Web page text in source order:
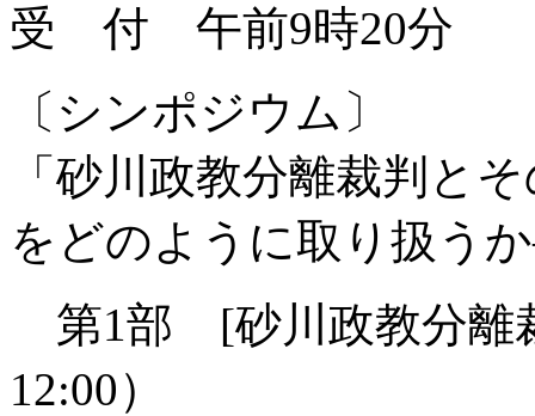
受 付 午前9時20分
〔シンポジウム〕
「砂川政教分離裁判と
をどのように取り扱う
第1部 [砂川政教
12:00）